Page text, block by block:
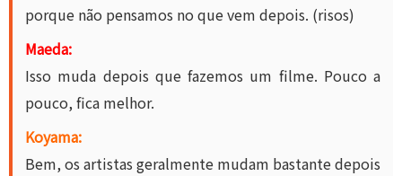
porque não pensamos no que vem depois. (risos)
Maeda:
Isso muda depois que fazemos um filme. Pouco a
pouco, fica melhor.
Koyama:
Bem, os artistas geralmente mudam bastante depois